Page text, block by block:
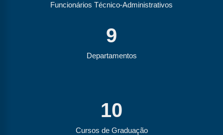
Funcionários Técnico-Administrativos
9
Departamentos
10
Cursos de Graduação